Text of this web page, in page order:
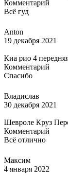
Комментарий
Всё гуд
Anton
19 декабря 2021
Киа рио 4
Комментарий
Спасибо
Владислав
30 декабря 2021
Шевроле Круз
Комментарий
Всё отлично
Максим
4 января 2022